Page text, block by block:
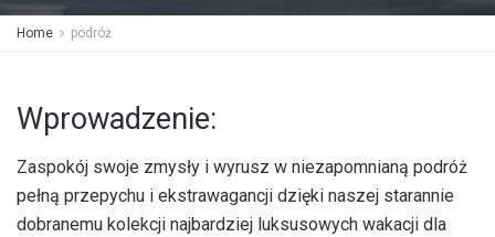
Home podróż
Wprowadzenie:
Zaspokój swoje zmysły i wyrusz w niezapomnianą podróż
pełną przepychu i ekstrawagancji dzięki naszej starannie
dobranemu kolekcji najbardziej luksusowych wakacji dla